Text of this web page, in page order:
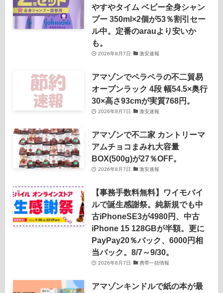
やすやタイム ベビー全身シャン
プー 350ml×2個が53％割引セー
ル中。定番のarauより安いか
も。
2026年8月7日 激安速報
アマゾンでペラペラの不二貿易
オープンラック 4段 幅54.5×奥行
30×高さ93cmが実質768円。
2026年8月7日 激安速報
アマゾンで不二家 カントリーマ
アムチョコまみれ大容量
BOX(500g)が27％OFF。
2026年8月7日 激安速報
【事務手数料無料】ワイモバイ
ルで誕生感謝祭。純新規でも中
古iPhoneSE3が4980円、中古
iPhone 15 128GBが半額。更に
PayPay20％バック、6000円相
当バック。8/7～9/30。
2026年8月7日 携帯一括情報
アマゾンキンドルで紙の本が最